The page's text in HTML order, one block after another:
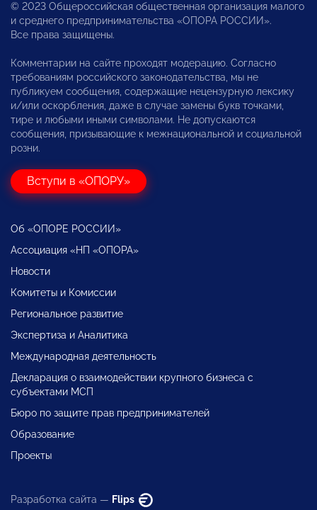
© 2023 Общероссийская общественная организация малого
и среднего предпринимательства «ОПОРА РОССИИ».
Все права защищены.
Комментарии на сайте проходят модерацию. Согласно
требованиям российского законодательства, мы не
публикуем сообщения, содержащие нецензурную лексику
и/или оскорбления, даже в случае замены букв точками,
тире и любыми иными символами. Не допускаются
сообщения, призывающие к межнациональной и социальной
розни.
Вступи в «ОПОРУ»
Об «ОПОРЕ РОССИИ»
Ассоциация «НП «ОПОРА»
Новости
Комитеты и Комиссии
Региональное развитие
Экспертиза и Аналитика
Международная деятельность
Декларация о взаимодействии крупного бизнеса с
субъектами МСП
Бюро по защите прав предпринимателей
Образование
Проекты
Разработка сайта — Flips